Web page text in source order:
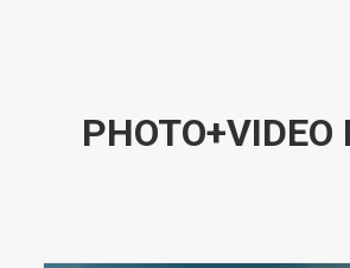
PHOTO+VIDEO